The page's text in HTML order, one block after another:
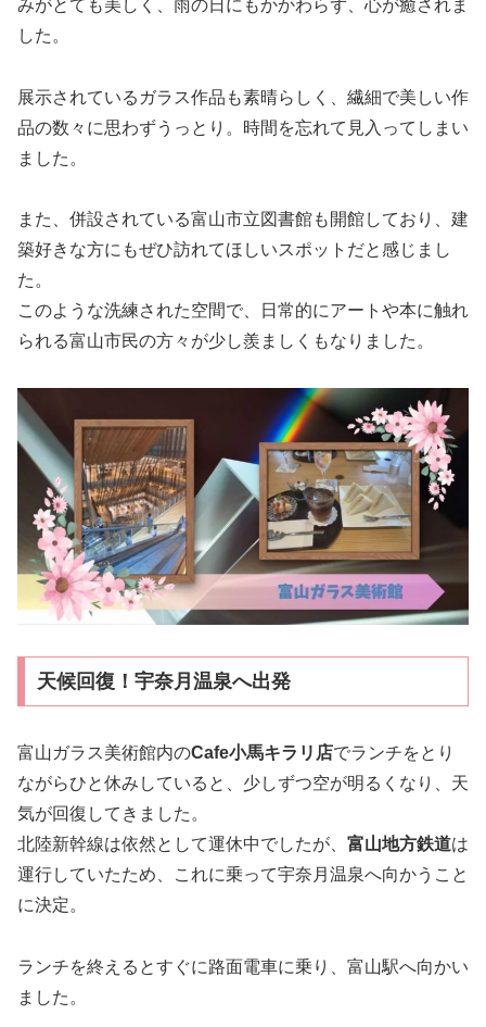
みがとても美しく、雨の日にもかかわらず、心が癒されま
した。
展示されているガラス作品も素晴らしく、繊細で美しい作
品の数々に思わずうっとり。時間を忘れて見入ってしまい
ました。
また、併設されている富山市立図書館も開館しており、建
築好きな方にもぜひ訪れてほしいスポットだと感じまし
た。
このような洗練された空間で、日常的にアートや本に触れ
られる富山市民の方々が少し羨ましくもなりました。
天候回復！宇奈月温泉へ出発
富山ガラス美術館内のCafe小馬キラリ店でランチをとり
ながらひと休みしていると、少しずつ空が明るくなり、天
気が回復してきました。
北陸新幹線は依然として運休中でしたが、 富山地方鉄道は
運行していたため、これに乗って宇奈月温泉へ向かうこと
に決定。
ランチを終えるとすぐに路面電車に乗り、富山駅へ向かい
ました。